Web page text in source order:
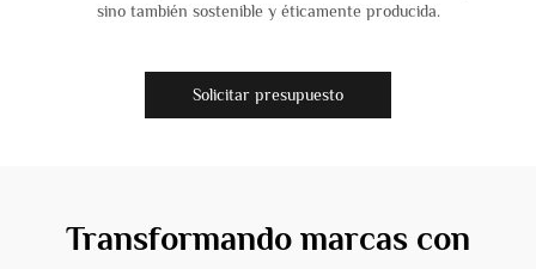
sino también sostenible y éticamente producida.
Solicitar presupuesto
Transformando marcas con